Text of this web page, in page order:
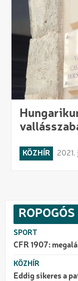
KÖZHÍR 2021.
ROPOGÓS
SPORT
CFR 1907:
KÖZHÍR
Eddig sikeres a